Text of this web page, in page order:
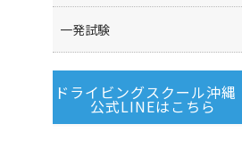
一発試験
ドライビングスクール沖縄
公式LINEはこちら